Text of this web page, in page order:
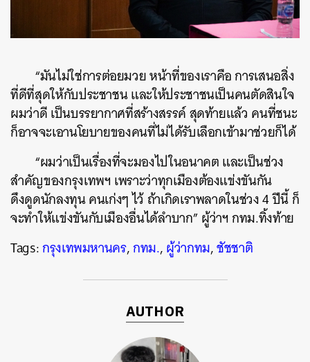
“มันไม่ใช่การต่อยมวย หน้าที่ของเราคือ การเสนอสิ่ง
ที่ดีที่สุดให้กับประชาชน และให้ประชาชนเป็นคนตัดสินใจ
ผมว่าดี เป็นบรรยากาศที่สร้างสรรค์ สุดท้ายแล้ว คนที่ชนะ
ก็อาจจะเอานโยบายของคนที่ไม่ได้รับเลือกเข้ามาช่วยก็ได้
“ผมว่าเป็นเรื่องที่จะมองไปในอนาคต และเป็นช่วง
สำคัญของกรุงเทพฯ เพราะว่าทุกเมืองต้องแข่งขันกัน
ดึงดูดนักลงทุน คนเก่งๆ ไว้ ถ้าเกิดเราพลาดในช่วง 4 ปีนี้ ก็
จะทำให้แข่งขันกับเมืองอื่นได้ลำบาก” ผู้ว่าฯ กทม.ทิ้งท้าย
Tags:กรุงเทพมหานคร,กทม.,ผู้ว่ากทม,ชัชชาติ
AUTHOR